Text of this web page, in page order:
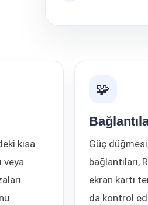
kısa
veya
🧩
Güç
bağlantıları,
ekran kartı
da kontrol